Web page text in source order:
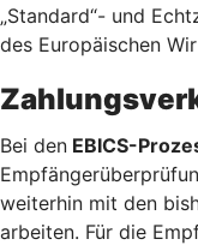
„Standard“- und
des Europäischen
Bei den EBICS-
weiterhin mit den
arbeiten. Für die